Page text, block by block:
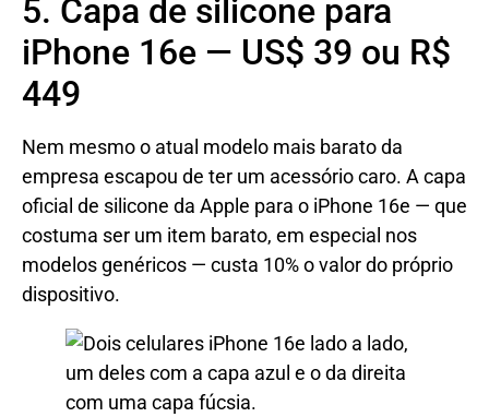
5. Capa de silicone para
iPhone 16e — US$ 39 ou R$
449
Nem mesmo o atual modelo mais barato da
empresa escapou de ter um acessório caro. A capa
oficial de silicone da Apple para o iPhone 16e — que
costuma ser um item barato, em especial nos
modelos genéricos — custa 10% o valor do próprio
dispositivo.